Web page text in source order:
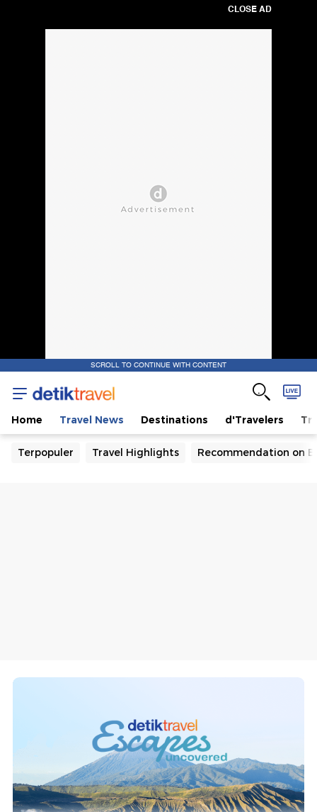
CLOSE AD
SCROLL TO CONTINUE WITH CONTENT
Home Travel News Destinations d'Travelers
Terpopuler Travel Highlights Recommendation on